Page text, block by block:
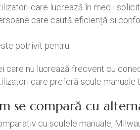
care lucrează în medii
care caută eficiență și
potrivit pentru:
care nu lucrează frecvent cu
care preferă scule manuale
se compară cu
cu sculele manuale,